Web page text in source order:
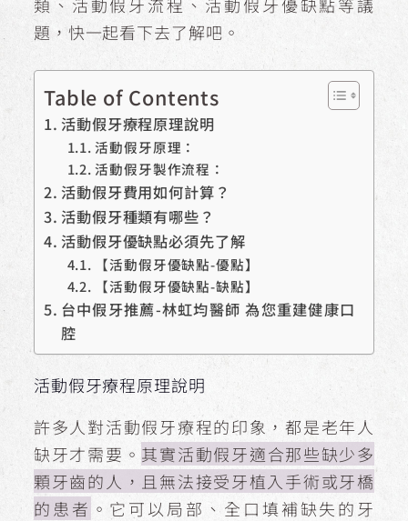
類、活動假牙流程、活動假牙優缺點等議
題，快一起看下去了解吧。
Table of Contents
活動假牙療程原理說明
活動假牙原理：
活動假牙製作流程：
活動假牙費用如何計算？
活動假牙種類有哪些？
活動假牙優缺點必須先了解
【活動假牙優缺點-優點】
【活動假牙優缺點-缺點】
台中假牙推薦-林虹均醫師 為您重建健康口
腔
活動假牙療程原理說明
許多人對活動假牙療程的印象，都是老年人
缺牙才需要。 其實活動假牙適合那些缺少多
顆牙齒的人，且無法接受牙植入手術或牙橋
的患者 。它可以局部、全口填補缺失的牙